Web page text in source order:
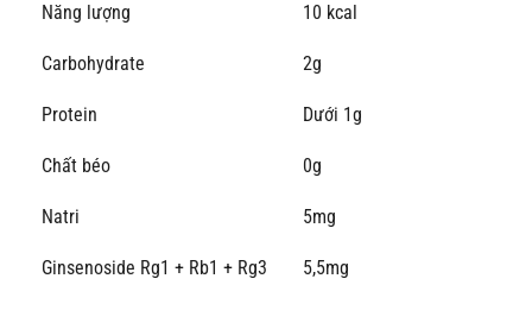
Năng lượng 10 kcal
Carbohydrate 2g
Protein Dưới 1g
Chất béo 0g
Natri 5mg
Ginsenoside Rg1 + Rb1 + Rg3 5,5mg